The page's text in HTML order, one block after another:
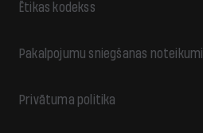
Ētikas kodekss
Pakalpojumu sniegšanas noteikumi
Privātuma politika